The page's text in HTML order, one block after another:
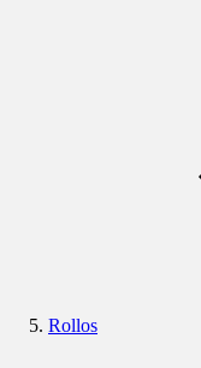
Rollos